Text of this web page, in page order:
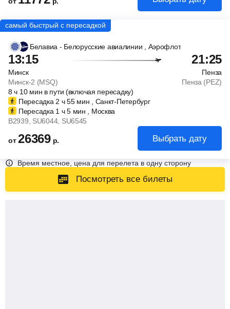
Белавиа - Белорусские авиалинии , Аэрофлот
13:15 21:25
Минск
Пенза
Минск-2 (MSQ)
Пенза (PEZ)
8ч 10 мин в пути (включая пересадку)
Пересадка 2 ч55 мин , Санкт-Петербург
Пересадка 1 ч5 мин , Москва
B2939 , SU6044, SU6545
от26369 р. Выбрать дату
Время местное, цена для перелета в одну сторону
Посмотреть все билеты